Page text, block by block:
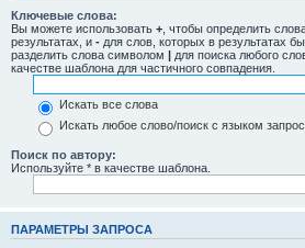
Ключевые слова:
Вы можете использовать + , чтобы определить
результатах, и - для слов, которых в результатах
разделить слова символом | для поиска любого
качестве шаблона для частичного совпадения.
Искать все слова
Искать любое слово/поиск с языком
Поиск по автору:
Используйте * в качестве шаблона.
ПАРАМЕТРЫ ЗАПРОСА